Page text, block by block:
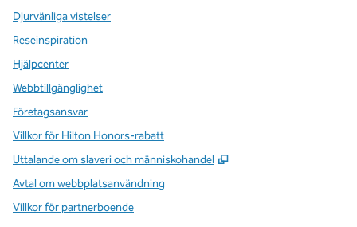
Djurvänliga vistelser
Reseinspiration
Hjälpcenter
Webbtillgänglighet
Företagsansvar
Villkor för Hilton Honors-rabatt
Uttalande om slaveri och människohandel
,
Avtal om webbplatsanvändning
Villkor för partnerboende